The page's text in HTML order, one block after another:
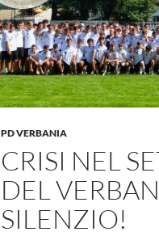
PD VERBANIA
CRISI NEL
DEL
SILENZIO!